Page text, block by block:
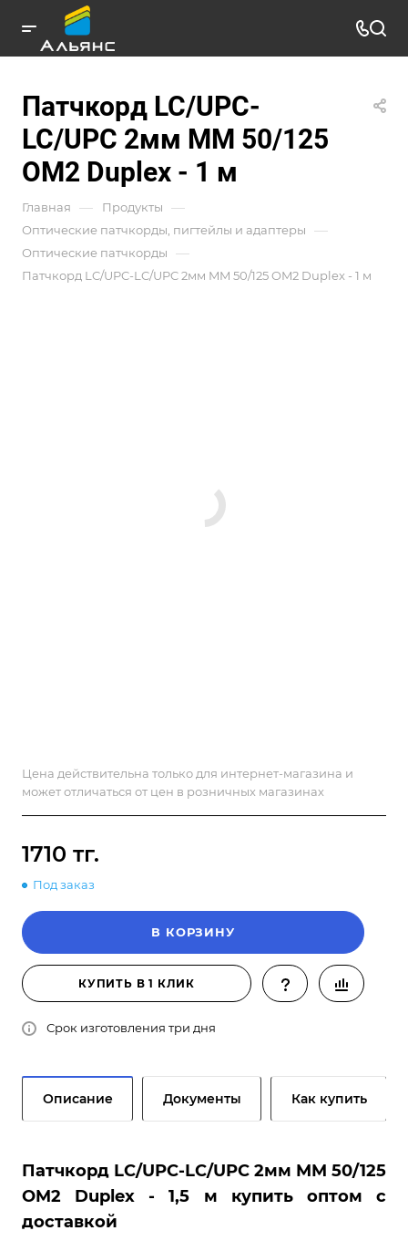
Патчкорд LC/UPC-
LC/UPC 2мм MM 50/125
OM2 Duplex - 1 м
Главная — Продукты —
Оптические патчкорды, пигтейлы и адаптеры —
Оптические патчкорды —
Патчкорд LC/UPC-LC/UPC 2мм MM 50/125 OM2 Duplex - 1 м
Цена действительна только для интернет-магазина и
может отличаться от цен в розничных магазинах
1710 тг.
Под заказ
В КОРЗИНУ
КУПИТЬ В 1 КЛИК
Срок изготовления три дня
Описание Документы Как купить
Патчкорд LC/UPC-LC/UPC 2мм MM 50/125
OM2 Duplex - 1,5 м купить оптом с
доставкой